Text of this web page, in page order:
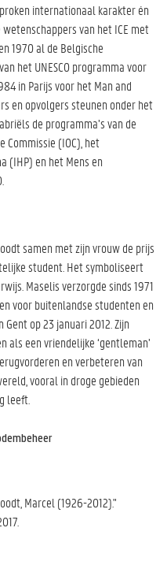
internationaal karakter én
van het ICE met
1970 al de Belgische
het UNESCO programma voor
in Parijs voor het Man and
en opvolgers steunen onder het
de programma’s van de
(IOC), het
(IHP) en het Mens en
samen met zijn vrouw de prijs
student. Het symboliseert
Maselis verzorgde sinds 1971
voor buitenlandse studenten en
op 23 januari 2012. Zijn
als een vriendelijke ‘gentleman’
en verbeteren van
vooral in droge gebieden
leeft.
Marcel (1926-2012)."